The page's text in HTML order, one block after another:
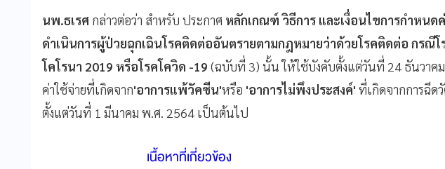
นพ.ธเรศ กล่าวต่อว่า สำหรับ ประกาศ หลักเกณฑ์ วิธีการ และเงื่อนไขการกำหนด
ดำเนินการผู้ป่วยฉุกเฉินโรคติดต่ออันตรายตามกฎหมายว่าด้วยโรคติดต่อ กรณีโ
โคโรนา 2019 หรือโรคโควิด -19 (ฉบับที่ 3) นั้น ให้ใช้บังคับตั้งแต่วันที่ 24 ธันวาค
ค่าใช้จ่ายที่เกิดจาก'อาการแพ้วัคซีน'หรือ 'อาการไม่พึงประสงค์' ที่เกิดจากการฉีด
ตั้งแต่วันที่ 1 มีนาคม พ.ศ. 2564 เป็นต้นไป
เนื้อหาที่เกี่ยวข้อง